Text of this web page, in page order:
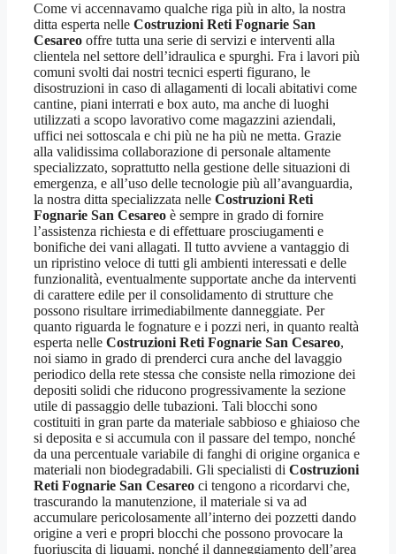
Come vi accennavamo qualche riga più in alto, la nostra
ditta esperta nelle Costruzioni Reti Fognarie San
Cesareo offre tutta una serie di servizi e interventi alla
clientela nel settore dell’idraulica e spurghi. Fra i lavori più
comuni svolti dai nostri tecnici esperti figurano, le
disostruzioni in caso di allagamenti di locali abitativi come
cantine, piani interrati e box auto, ma anche di luoghi
utilizzati a scopo lavorativo come magazzini aziendali,
uffici nei sottoscala e chi più ne ha più ne metta. Grazie
alla validissima collaborazione di personale altamente
specializzato, soprattutto nella gestione delle situazioni di
emergenza, e all’uso delle tecnologie più all’avanguardia,
la nostra ditta specializzata nelle Costruzioni Reti
Fognarie San Cesareo è sempre in grado di fornire
l’assistenza richiesta e di effettuare prosciugamenti e
bonifiche dei vani allagati. Il tutto avviene a vantaggio di
un ripristino veloce di tutti gli ambienti interessati e delle
funzionalità, eventualmente supportate anche da interventi
di carattere edile per il consolidamento di strutture che
possono risultare irrimediabilmente danneggiate. Per
quanto riguarda le fognature e i pozzi neri, in quanto realtà
esperta nelle Costruzioni Reti Fognarie San Cesareo,
noi siamo in grado di prenderci cura anche del lavaggio
periodico della rete stessa che consiste nella rimozione dei
depositi solidi che riducono progressivamente la sezione
utile di passaggio delle tubazioni. Tali blocchi sono
costituiti in gran parte da materiale sabbioso e ghiaioso che
si deposita e si accumula con il passare del tempo, nonché
da una percentuale variabile di fanghi di origine organica e
materiali non biodegradabili. Gli specialisti di Costruzioni
Reti Fognarie San Cesareo ci tengono a ricordarvi che,
trascurando la manutenzione, il materiale si va ad
accumulare pericolosamente all’interno dei pozzetti dando
origine a veri e propri blocchi che possono provocare la
fuoriuscita di liquami, nonché il danneggiamento dell’area